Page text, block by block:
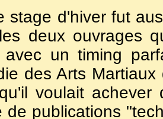
d'hiver fut aussi
deux ouvrages
avec un timing
des Arts
voulait achever
de publications